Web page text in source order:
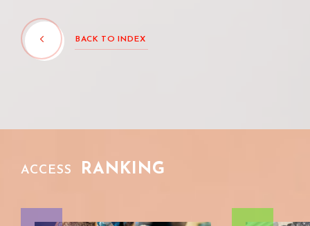
BACK TO INDEX
ACCESS RANKING